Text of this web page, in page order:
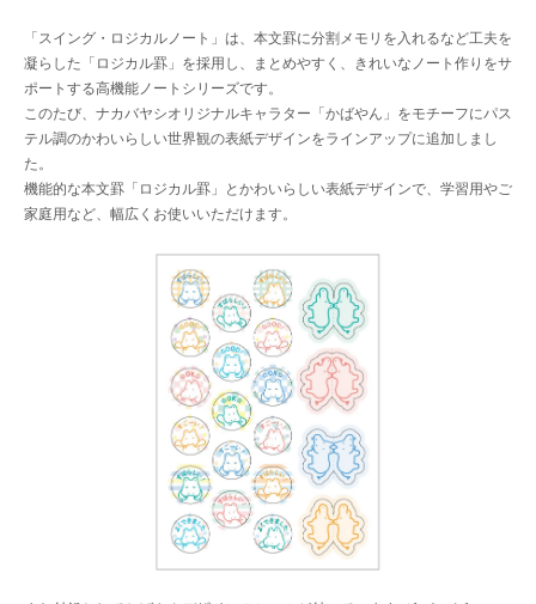
「スイング・ロジカルノート」は、本文罫に分割メモリを入れるなど工夫を
凝らした「ロジカル罫」を採用し、まとめやすく、きれいなノート作りをサ
ポートする高機能ノートシリーズです。
このたび、ナカバヤシオリジナルキャラター「かばやん」をモチーフにパス
テル調のかわいらしい世界観の表紙デザインをラインアップに追加しまし
た。
機能的な本文罫「ロジカル罫」とかわいらしい表紙デザインで、学習用やご
家庭用など、幅広くお使いいただけます。